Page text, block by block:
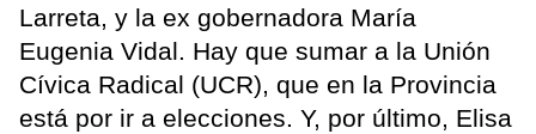
Larreta, y la ex gobernadora María
Eugenia Vidal. Hay que sumar a la Unión
Cívica Radical (UCR), que en la Provincia
está por ir a elecciones. Y, por último, Elisa